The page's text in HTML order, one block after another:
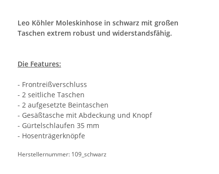
Leo Köhler Moleskinhose in schwarz mit großen
Taschen extrem robust und widerstandsfähig.
Die Features:
- Frontreißverschluss
- 2 seitliche Taschen
- 2 aufgesetzte Beintaschen
- Gesäßtasche mit Abdeckung und Knopf
- Gürtelschlaufen 35 mm
- Hosenträgerknöpfe
Herstellernummer: 109_schwarz